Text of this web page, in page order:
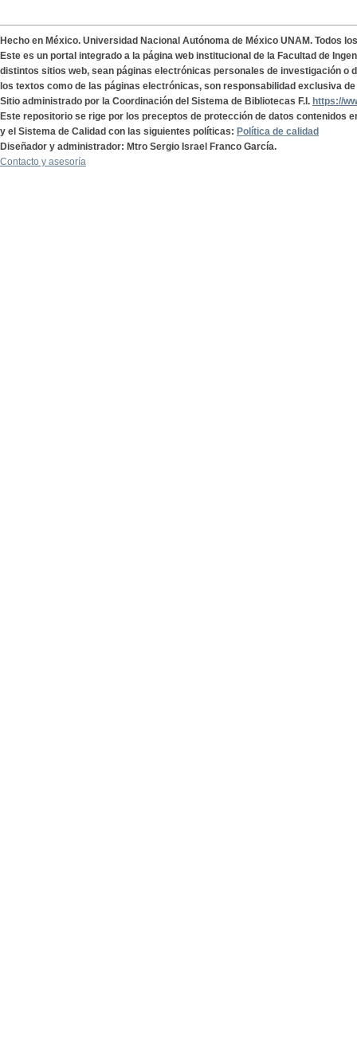
Hecho en México. Universidad Nacional Autónoma de México UNAM. Todos
Este es un portal integrado a la página web institucional de la Facultad de
distintos sitios web, sean páginas electrónicas personales de investigación o
los textos como de las páginas electrónicas, son responsabilidad exclusiva
Sitio administrado por la Coordinación del Sistema de Bibliotecas F.I. https://
Este repositorio se rige por los preceptos de protección de datos contenidos
y el Sistema de Calidad con las siguientes políticas: Política de calidad
Diseñador y administrador: Mtro Sergio Israel Franco García.
Contacto y asesoría